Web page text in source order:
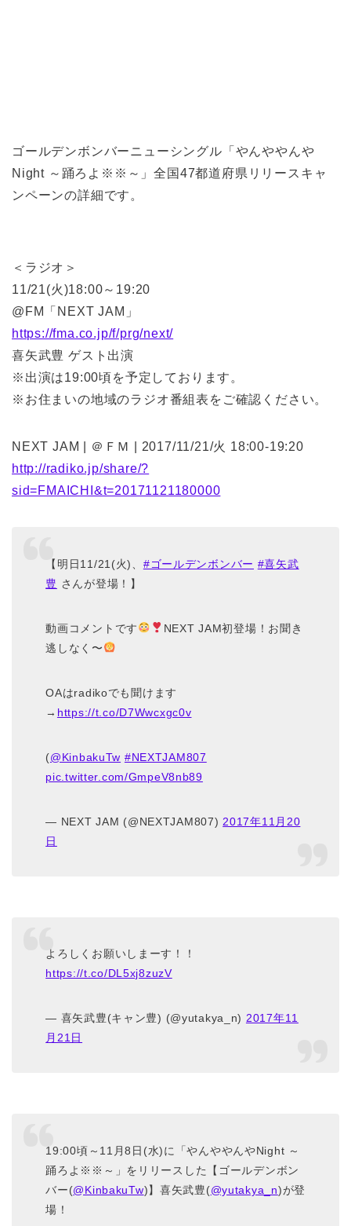
ゴールデンボンバーニューシングル「やんややんや
Night ～踊ろよ※※～」全国47都道府県リリースキャ
ンペーンの詳細です。
＜ラジオ＞
11/21(火)18:00～19:20
@FM「NEXT JAM」
https://fma.co.jp/f/prg/next/
喜矢武豊 ゲスト出演
※出演は19:00頃を予定しております。
※お住まいの地域のラジオ番組表をご確認ください。
NEXT JAM | ＠ＦＭ | 2017/11/21/火 18:00-19:20
http://radiko.jp/share/?
sid=FMAICHI&t=20171121180000
【明日11/21(火)、 #ゴールデンボンバー #喜矢武
豊 さんが登場！】
動画コメントです
NEXT JAM初登場！お聞き
逃しなく〜
OAはradikoでも聞けます
→ https://t.co/D7Wwcxgc0v
(@KinbakuTw #NEXTJAM807
pic.twitter.com/GmpeV8nb89
— NEXT JAM (@NEXTJAM807) 2017年11月20
日
よろしくお願いしまーす！！
https://t.co/DL5xj8zuzV
— 喜矢武豊(キャン豊) (@yutakya_n) 2017年11
月21日
19:00頃～11月8日(水)に「やんややんやNight ～
踊ろよ※※～」をリリースした【ゴールデンボン
バー(@KinbakuTw)】喜矢武豊(@yutakya_n)が登
場！